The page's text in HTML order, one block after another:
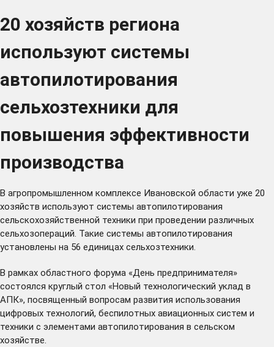
20 хозяйств региона
используют системы
автопилотирования
сельхозтехники для
повышения эффективности
производства
В агропромышленном комплексе Ивановской области уже 20
хозяйств используют системы автопилотирования
сельскохозяйственной техники при проведении различных
сельхозопераций. Такие системы автопилотирования
установлены на 56 единицах сельхозтехники.
В рамках областного форума «День предпринимателя»
состоялся круглый стол «Новый технологический уклад в
АПК», посвященный вопросам развития использования
цифровых технологий, беспилотных авиационных систем и
техники с элементами автопилотирования в сельском
хозяйстве.